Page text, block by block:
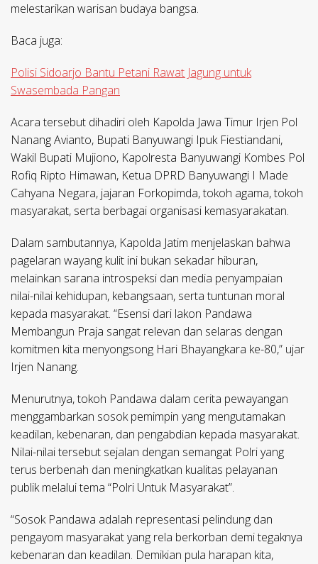
melestarikan warisan budaya bangsa.
Baca juga:
Polisi Sidoarjo Bantu Petani Rawat Jagung untuk
Swasembada Pangan
Acara tersebut dihadiri oleh Kapolda Jawa Timur Irjen Pol
Nanang Avianto, Bupati Banyuwangi Ipuk Fiestiandani,
Wakil Bupati Mujiono, Kapolresta Banyuwangi Kombes Pol
Rofiq Ripto Himawan, Ketua DPRD Banyuwangi I Made
Cahyana Negara, jajaran Forkopimda, tokoh agama, tokoh
masyarakat, serta berbagai organisasi kemasyarakatan.
Dalam sambutannya, Kapolda Jatim menjelaskan bahwa
pagelaran wayang kulit ini bukan sekadar hiburan,
melainkan sarana introspeksi dan media penyampaian
nilai-nilai kehidupan, kebangsaan, serta tuntunan moral
kepada masyarakat. “Esensi dari lakon Pandawa
Membangun Praja sangat relevan dan selaras dengan
komitmen kita menyongsong Hari Bhayangkara ke-80,” ujar
Irjen Nanang.
Menurutnya, tokoh Pandawa dalam cerita pewayangan
menggambarkan sosok pemimpin yang mengutamakan
keadilan, kebenaran, dan pengabdian kepada masyarakat.
Nilai-nilai tersebut sejalan dengan semangat Polri yang
terus berbenah dan meningkatkan kualitas pelayanan
publik melalui tema “Polri Untuk Masyarakat”.
“Sosok Pandawa adalah representasi pelindung dan
pengayom masyarakat yang rela berkorban demi tegaknya
kebenaran dan keadilan. Demikian pula harapan kita,